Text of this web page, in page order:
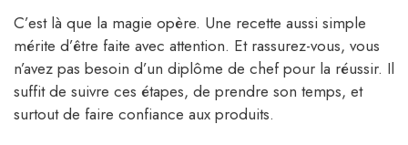
C’est là que la magie opère. Une recette aussi simple
mérite d’être faite avec attention. Et rassurez-vous, vous
n’avez pas besoin d’un diplôme de chef pour la réussir. Il
suffit de suivre ces étapes, de prendre son temps, et
surtout de faire confiance aux produits.